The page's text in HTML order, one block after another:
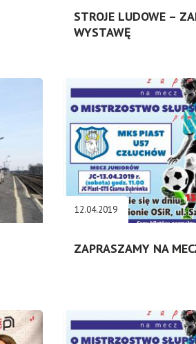
STROJE LUDOWE –
WYSTAWĘ
12.04.2019
ZAPRASZAMY NA